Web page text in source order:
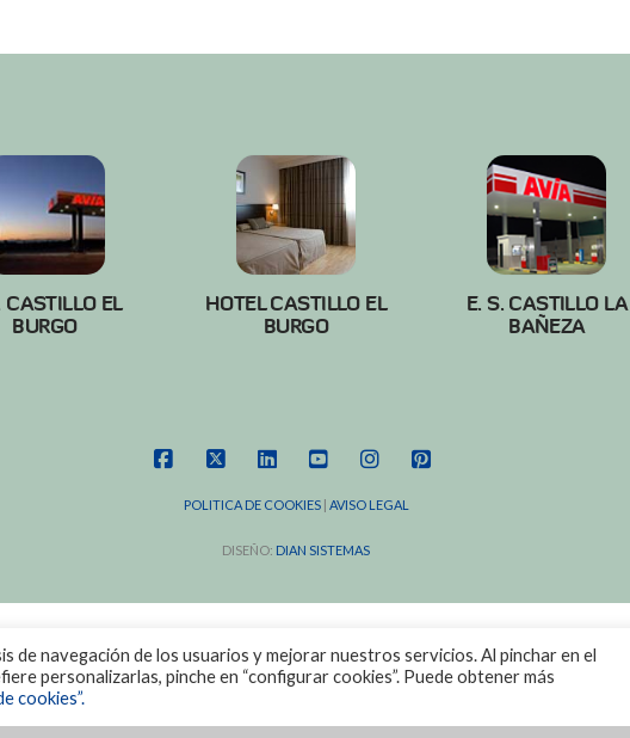
CASTILLO EL
BURGO
HOTEL CASTILLO EL
BURGO
E. S. CASTILLO LA
BAÑEZA
POLITICA DE COOKIES| AVISO LEGAL
DISEÑO: DIAN SISTEMAS
de navegación de los usuarios y mejorar nuestros servicios. Al pinchar en el
personalizarlas, pinche en “configurar cookies”. Puede obtener más
cookies”.